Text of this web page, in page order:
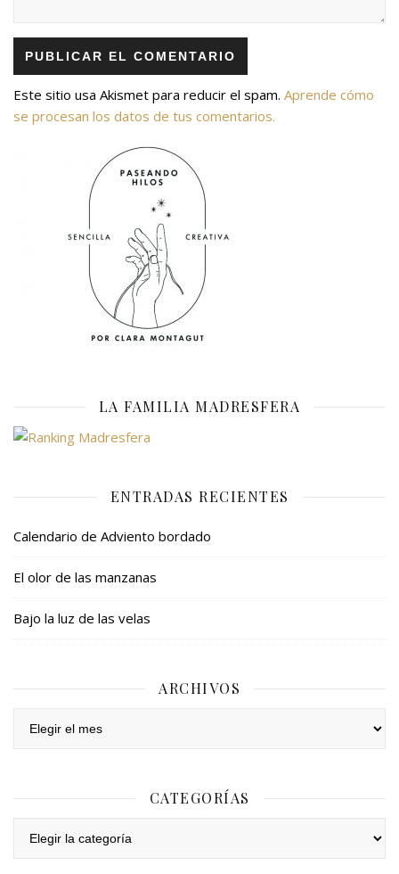
Este sitio usa Akismet para reducir el spam. Aprende cómo
se procesan los datos de tus comentarios.
LA FAMILIA MADRESFERA
ENTRADAS RECIENTES
Calendario de Adviento bordado
El olor de las manzanas
Bajo la luz de las velas
ARCHIVOS
CATEGORÍAS